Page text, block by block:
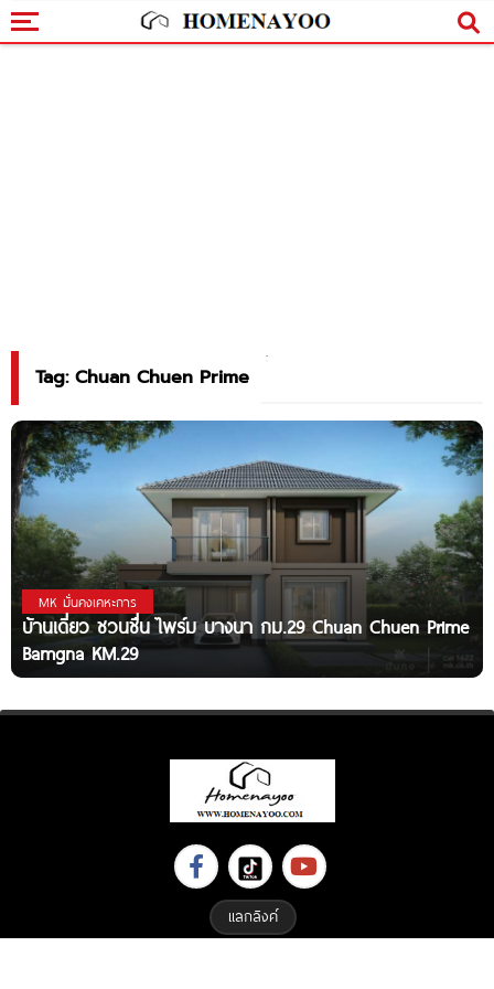
Tag: Chuan Chuen Prime
MK มั่นคงเคหะการ
บ้านเดี่ยว ชวนชื่น ไพร์ม บางนา กม.29 Chuan Chuen Prime
Bamgna KM.29
แลกลิงค์